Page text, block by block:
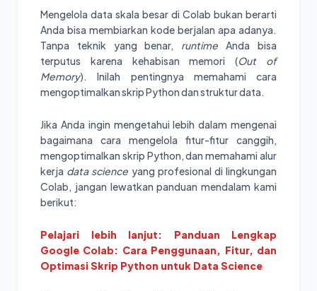
Mengelola data skala besar di Colab bukan berarti
Anda bisa membiarkan kode berjalan apa adanya.
Tanpa teknik yang benar, runtime Anda bisa
terputus karena kehabisan memori (Out of
Memory). Inilah pentingnya memahami cara
mengoptimalkan skrip Python dan struktur data.
Jika Anda ingin mengetahui lebih dalam mengenai
bagaimana cara mengelola fitur-fitur canggih,
mengoptimalkan skrip Python, dan memahami alur
kerja data science yang profesional di lingkungan
Colab, jangan lewatkan panduan mendalam kami
berikut:
Pelajari lebih lanjut: Panduan Lengkap
Google Colab: Cara Penggunaan, Fitur, dan
Optimasi Skrip Python untuk Data Science